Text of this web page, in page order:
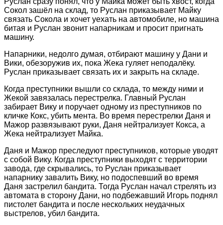
Сокол зашёл на склад, то Руслан приказывает Майку
связать Сокола и хочет уехать на автомобиле, но машина
битая и Руслан звонит напарникам и просит пригнать
машину.
Напарники, недолго думая, отбирают машину у Дани и
Вики, обезоружив их, пока Жека гуляет неподалёку.
Руслан приказывает связать их и закрыть на складе.
Когда преступники вышли со склада, то между ними и
Жекой завязалась перестрелка. Главный Руслан
забирает Вику и поручает одному из преступников по
кличке Кокс, убить мента. Во время перестрелки Даня и
Мажор развязывают руки, Даня нейтрализует Кокса, а
Жека нейтрализует Майка.
Даня и Мажор преследуют преступников, которые уводят
с собой Вику. Когда преступники выходят с территории
завода, где скрывались, то Руслан приказывает
напарнику завалить Вику, но подоспевший во время
Даня застрелил бандита. Тогда Руслан начал стрелять из
автомата в сторону Дани, но подбежавший Игорь поднял
пистолет бандита и после нескольких неудачных
выстрелов, убил бандита.